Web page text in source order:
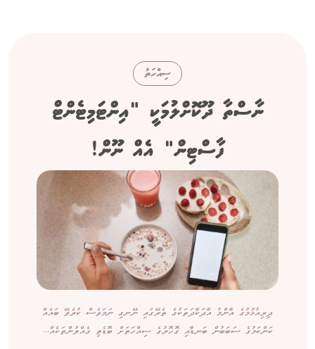
ސިއްހަތު
ނާސްތާ ދޫކޮށްލުމަކީ "އިންޓަމިޓެންޓް
ފާސްޓިން" އެއް ނޫން!
ދިރިއުޅުމުގެ އާންމު އާދަކާދަތަކުގެ ތެރޭގައި ނޭނގި ނަމަވެސް ކުރެވޭ ބައެއް
ކަންކަމުގެ ސަބަބުން ބަނޑާއި ގޮހޮރުގެ ސިއްހަތަށް ބޮޑެތި ގެއްލުންތަކެއް...